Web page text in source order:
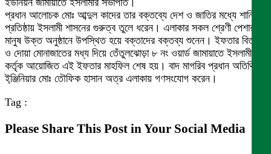
ইউনিয়ন জামায়াতে ইসলামীর সভাপতি।
প্রধান আলোচক মোঃ আব্দুল কাদের তার বক্তব্যে দেশ ও জাতির মধ্যে শান্তি
প্রতিষ্ঠায় ইসলামী শাসনের গুরুত্ব তুলে ধরেন। এলাকার সকল শ্রেণী পেশার
মানুষ উক্ত অনুষ্ঠানে উপস্থিত হয়ে বক্তাদের বক্তব্য শুনেন। ইফতার বিতরণ
ও দোয়া মোনাজাতের মধ্য দিয়ে তেঁতুলঝোড়া ৮ নং ওয়ার্ড জামায়াতে ইসলামী
কর্তৃক আয়োজিত এই ইফতার মাহফিল শেষ হয়। বাদ মাগরিব প্রধান অতিথি
ই্ঞ্জিনিয়ার মোঃ তৌফিক হাসান অত্র এলাকায় গণসংযোগ করেন।
Tag :
Please Share This Post in Your Social Media